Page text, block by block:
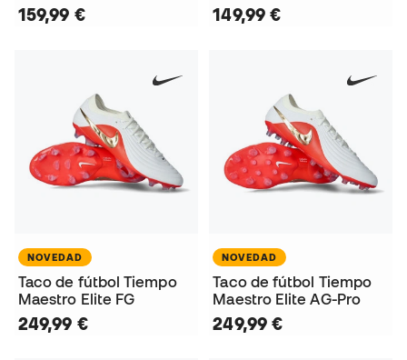
159,99 € 149,99 €
NOVEDAD
Taco de fútbol Tiempo
Maestro Elite FG
249,99 €
NOVEDAD
Taco de fútbol Tiempo
Maestro Elite AG-Pro
249,99 €